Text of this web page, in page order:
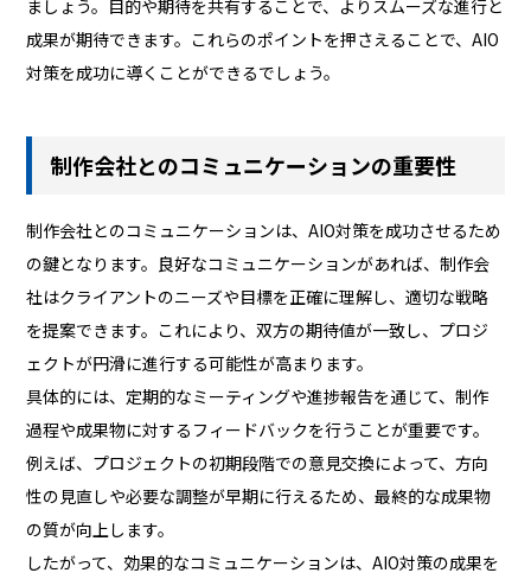
ましょう。目的や期待を共有することで、よりスムーズな進行と
成果が期待できます。これらのポイントを押さえることで、AIO
対策を成功に導くことができるでしょう。
制作会社とのコミュニケーションの重要性
制作会社とのコミュニケーションは、AIO対策を成功させるため
の鍵となります。良好なコミュニケーションがあれば、制作会
社はクライアントのニーズや目標を正確に理解し、適切な戦略
を提案できます。これにより、双方の期待値が一致し、プロジ
ェクトが円滑に進行する可能性が高まります。
具体的には、定期的なミーティングや進捗報告を通じて、制作
過程や成果物に対するフィードバックを行うことが重要です。
例えば、プロジェクトの初期段階での意見交換によって、方向
性の見直しや必要な調整が早期に行えるため、最終的な成果物
の質が向上します。
したがって、効果的なコミュニケーションは、AIO対策の成果を